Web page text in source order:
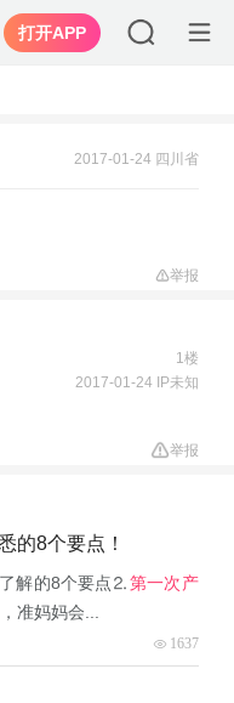
打开APP
2017-01-24 四川省
举报
1楼
2017-01-24 IP未知
举报
的8个要点！
解的8个要点⒉第一次产
准妈妈会...
1637